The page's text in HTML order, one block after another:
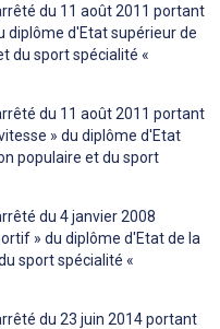
du 11 août 2011 portant
diplôme d'Etat supérieur de
du sport spécialité «
du 11 août 2011 portant
» du diplôme d'Etat
populaire et du sport
du 4 janvier 2008
» du diplôme d'Etat de la
sport spécialité «
du 23 juin 2014 portant